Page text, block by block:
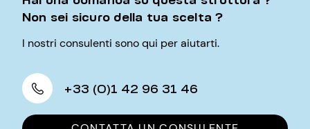
Non sei sicuro della tua scelta ?
I nostri consulenti sono qui per aiutarti.
+33 (0)1 42 96 31 46